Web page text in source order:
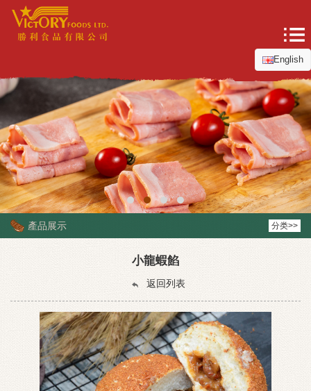
English
產品展示 分类>>
小龍蝦餡
返回列表